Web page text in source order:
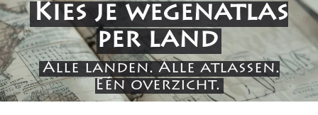
Kies je wegenatlas
per land
Alle landen. Alle atlassen.
Eén overzicht.